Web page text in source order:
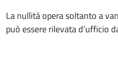
La nullità opera soltanto a
può essere rilevata d’ufficio